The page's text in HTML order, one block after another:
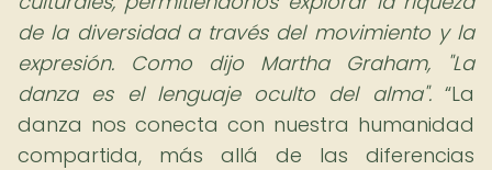
de la diversidad a través del movimiento y la
expresión. Como dijo Martha Graham, "La
danza es el lenguaje oculto del alma".
La
danza nos conecta con nuestra humanidad
compartida, más allá de las diferencias